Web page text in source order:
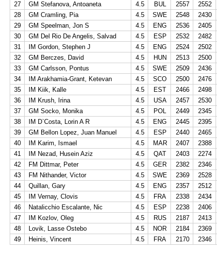
27
GM Stefanova, Antoaneta 4.5 BUL 2557
2552
28
GM Cramling, Pia 4.5 SWE 2548
2430
29
GM Speelman, Jon S 4.5 ENG 2536
2405
30
GM Del Rio De Angelis, Salvad 4.5 ESP 2532
2482
31
IM Gordon, Stephen J 4.5 ENG 2524
2502
32
GM Berczes, David 4.5 HUN 2513
2500
33
GM Carlsson, Pontus 4.5 SWE 2509
2436
34
IM Arakhamia-Grant, Ketevan 4.5 SCO 2500
2476
35
IM Kiik, Kalle 4.5 EST 2466
2498
36
IM Krush, Irina 4.5 USA 2457
2530
37
GM Socko, Monika 4.5 POL 2449
2345
38
IM D`Costa, Lorin A R 4.5 ENG 2445
2395
39
GM Bellon Lopez, Juan Manuel 4.5 ESP 2440
2465
40
IM Karim, Ismael 4.5 MAR 2407
2388
41
IM Nezad, Husein Aziz 4.5 QAT 2403
2274
42
FM Dittmar, Peter 4.5 GER 2382
2346
43
FM Nithander, Victor 4.5 SWE 2369
2528
44
Quillan, Gary 4.5 ENG 2357
2512
45
IM Vernay, Clovis 4.5 FRA 2338
2434
46
Natalicchio Escalante, Nic 4.5 ESP 2238
2406
47
IM Kozlov, Oleg 4.5 RUS 2187
2413
48
Lovik, Lasse Ostebo 4.5 NOR 2184
2369
49
Heinis, Vincent 4.5 FRA 2170 2346